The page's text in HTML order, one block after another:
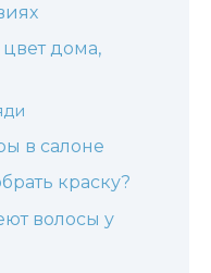
дома,
в салоне
краску?
волосы у